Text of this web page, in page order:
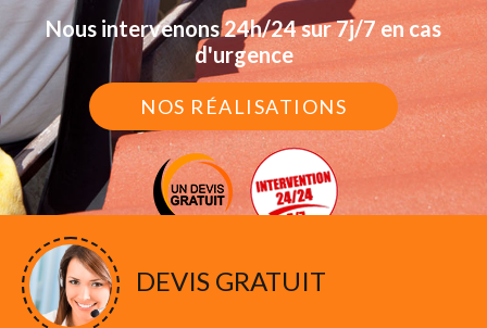
Nous intervenons 24h/24 sur 7j/7 en cas
d'urgence
NOS RÉALISATIONS
DEVIS GRATUIT